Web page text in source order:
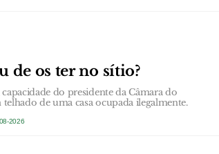
de os ter no sítio?
do presidente da Câmara do
de uma casa ocupada ilegalmente.
2026